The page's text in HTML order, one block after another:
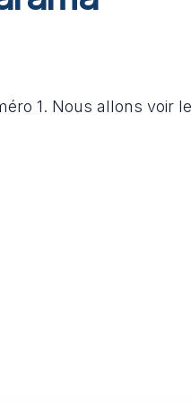
1. Nous allons voir